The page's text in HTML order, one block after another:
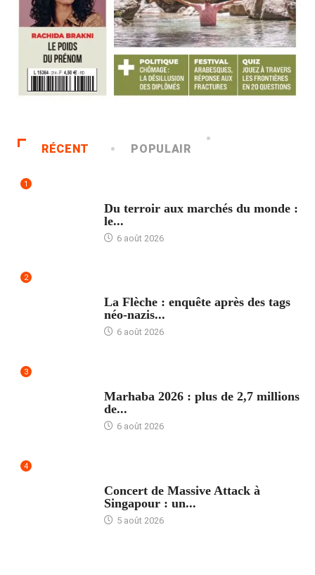
RÉCENT POPULAIR
1
Du terroir aux marchés du monde :
le...
6 août 2026
2
La Flèche : enquête après des tags
néo-nazis...
6 août 2026
3
Marhaba 2026 : plus de 2,7 millions
de...
6 août 2026
4
Concert de Massive Attack à
Singapour : un...
5 août 2026